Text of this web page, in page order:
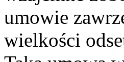
umowie
wielkości